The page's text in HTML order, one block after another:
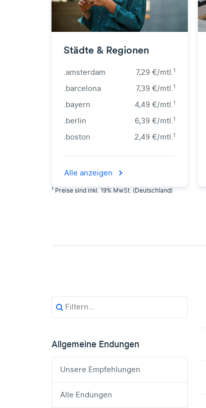
Städte & Regionen
.amsterdam 7,29 €/mtl.1
.barcelona 7,39 €/mtl.1
.bayern 4,49 €/mtl.1
.berlin 6,39 €/mtl.1
.boston 2,49 €/mtl.1
Alle anzeigen
1 Preise sind inkl. 19% MwSt. (Deutschland)
Allgemeine Endungen
Unsere Empfehlungen
Alle Endungen